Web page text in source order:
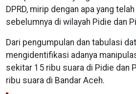
DPRD, mirip dengan apa yang
sebelumnya di wilayah Pidie dan
Dari pengumpulan dan tabulasi
mengidentifikasi adanya
sekitar 15 ribu suara di Pidie dan
ribu suara di Bandar Aceh.